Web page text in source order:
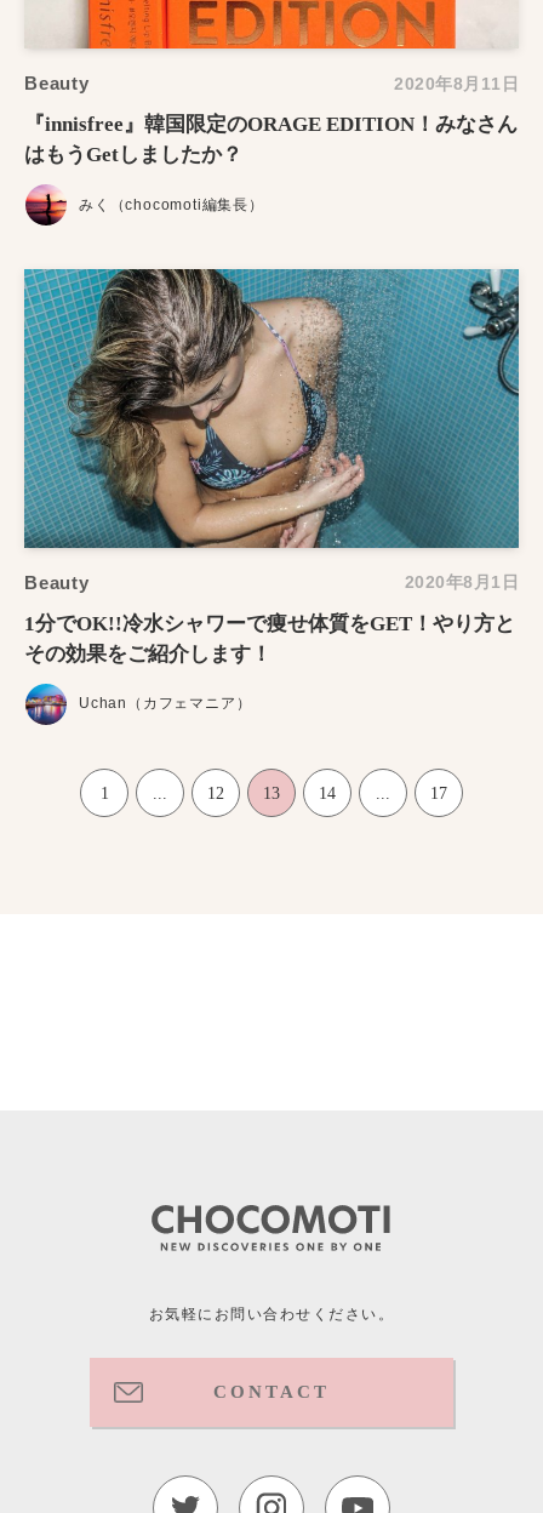
Beauty 2020年8月11日
『innisfree』韓国限定のORAGE EDITION！みなさん
はもうGetしましたか？
みく（chocomoti編集長）
Beauty 2020年8月1日
1分でOK!!冷水シャワーで痩せ体質をGET！やり方と
その効果をご紹介します！
Uchan（カフェマニア）
1 12 13 14 17
お気軽にお問い合わせください。
CONTACT